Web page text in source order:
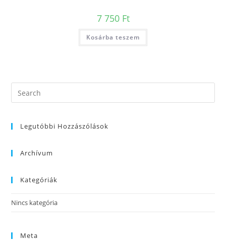
7 750 Ft
Kosárba teszem
Legutóbbi Hozzászólások
Archívum
Kategóriák
Nincs kategória
Meta